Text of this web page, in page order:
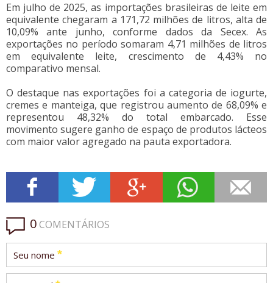
Em julho de 2025, as importações brasileiras de leite em
equivalente chegaram a 171,72 milhões de litros, alta de
10,09% ante junho, conforme dados da Secex. As
exportações no período somaram 4,71 milhões de litros
em equivalente leite, crescimento de 4,43% no
comparativo mensal.
O destaque nas exportações foi a categoria de iogurte,
cremes e manteiga, que registrou aumento de 68,09% e
representou 48,32% do total embarcado. Esse
movimento sugere ganho de espaço de produtos lácteos
com maior valor agregado na pauta exportadora.
0COMENTÁRIOS
Seu nome *